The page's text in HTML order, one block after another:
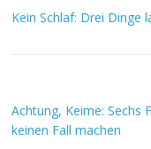
Kein Schlaf: Drei Dinge
Achtung, Keime: Sechs
keinen Fall machen